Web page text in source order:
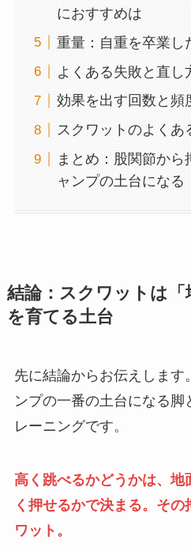
におすすめは
重量：自重を卒業し
よくある失敗と直し
効果を出す回数と頻
スクワットのよくあ
まとめ：股関節から
ャンプの土台になる
結論：スクワットは「
を育てる土台
先に結論からお伝えします
ンプの一番の土台になる脚
レーニングです。
高く跳べるかどうかは、地
く押せるかで決まる。そ
ワット。